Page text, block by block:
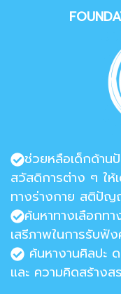
ช่วยหลือเด็กด้าน
สวัสดิการต่าง ๆ ให้
ทางร่างกาย สติปัญ
ค้นหาทางเลือกทา
เสรีภาพในการรับฟั
ค้นหางานศิลปะ
และ ความคิดสร้างส